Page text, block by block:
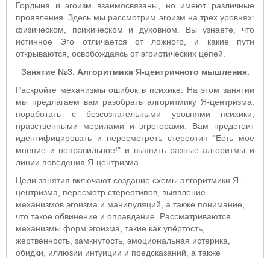
Гордыня и эгоизм взаимосвязаны, но имеют различные
проявления. Здесь мы рассмотрим эгоизм на трех уровнях:
физическом, психическом и духовном. Вы узнаете, что
истинное Эго отличается от ложного, и какие пути
открываются, освобождаясь от эгоистических цепей.
Занятие №3. Алгоритмика Я-центричного мышления.
Раскройте механизмы ошибок в психике. На этом занятии
мы предлагаем вам разобрать алгоритмику Я-центризма,
поработать с безсознательными уровнями психики,
нравственными мерилами и эгрегорами. Вам предстоит
идентифицировать и пересмотреть стереотип "Есть мое
мнение и неправильное!" и выявить разные алгоритмы и
линии поведения Я-центризма.
Цели занятия включают создание схемы алгоритмики Я-
центризма, пересмотр стереотипов, выявление
механизмов эгоизма и манипуляций, а также понимание,
что такое обвинение и оправдание. Рассматриваются
механизмы форм эгоизма, такие как упёртость,
жертвенность, замкнутость, эмоциональная истерика,
обидки, иллюзии интуиции и предсказаний, а также